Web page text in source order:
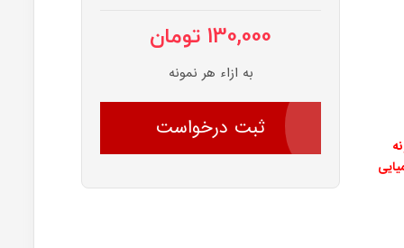
شیمیایی
130,000 تومان
به ازاء هر نمونه
ثبت درخواست